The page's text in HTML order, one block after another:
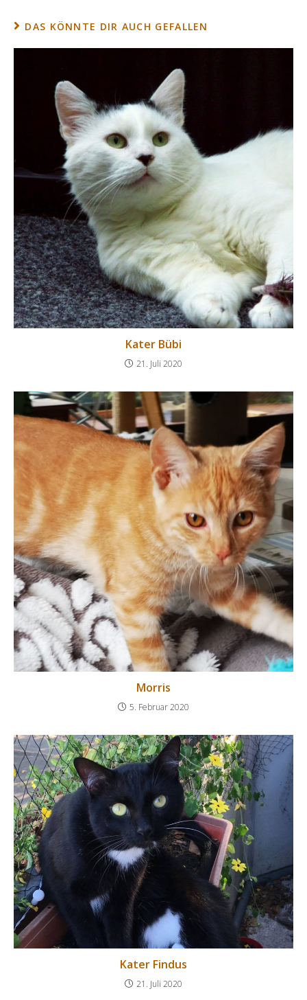
DAS KÖNNTE DIR AUCH GEFALLEN
Kater Bübi
21. Juli 2020
Morris
5. Februar 2020
Kater Findus
21. Juli 2020